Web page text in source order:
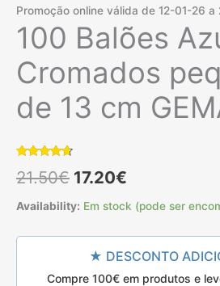
Promoção online válida de 12-01-26 a
100 Balões
Cromados
de 13 cm
com4.50
classificações
21.50€ O
preço
original
17.20€
preço
atual
é:
Availability: Em stock (pode ser
★ DESCONTO
Compre 100€ em produtos e